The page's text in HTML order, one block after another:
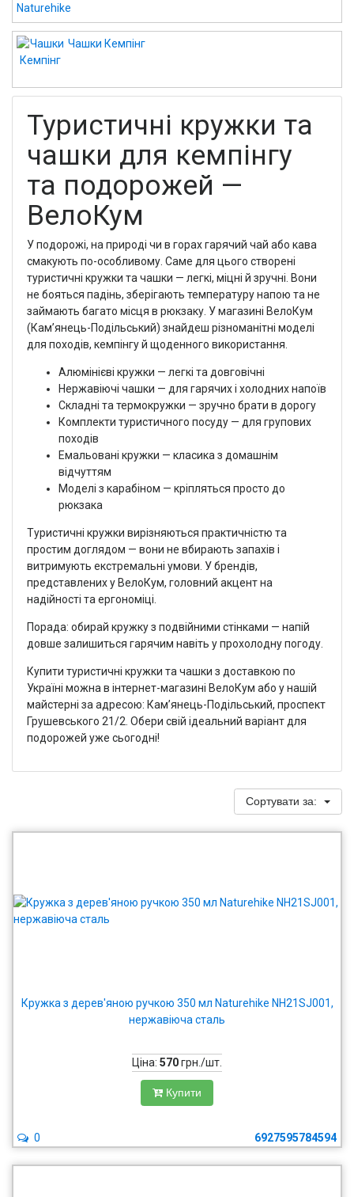
Чашки Кемпінг
Туристичні кружки та
чашки для кемпінгу
та подорожей —
ВелоКум
У подорожі, на природі чи в горах гарячий чай або кава
смакують по-особливому. Саме для цього створені
туристичні кружки та чашки — легкі, міцні й зручні. Вони
не бояться падінь, зберігають температуру напою та не
займають багато місця в рюкзаку. У магазині ВелоКум
(Кам’янець-Подільський) знайдеш різноманітні моделі
для походів, кемпінгу й щоденного використання.
Алюмінієві кружки — легкі та довговічні
Нержавіючі чашки — для гарячих і холодних напоїв
Складні та термокружки — зручно брати в дорогу
Комплекти туристичного посуду — для групових
походів
Емальовані кружки — класика з домашнім
відчуттям
Моделі з карабіном — кріпляться просто до
рюкзака
Туристичні кружки вирізняються практичністю та
простим доглядом — вони не вбирають запахів і
витримують екстремальні умови. У брендів,
представлених у ВелоКум, головний акцент на
надійності та ергономіці.
Порада: обирай кружку з подвійними стінками — напій
довше залишиться гарячим навіть у прохолодну погоду.
Купити туристичні кружки та чашки з доставкою по
Україні можна в інтернет-магазині ВелоКум або у нашій
майстерні за адресою: Кам’янець-Подільський, проспект
Грушевського 21/2. Обери свій ідеальний варіант для
подорожей уже сьогодні!
Сортувати за:
Кружка з дерев'яною ручкою 350 мл Naturehike NH21SJ001,
нержавіюча сталь
Ціна: 570грн./шт.
Купити
6927595784594
0